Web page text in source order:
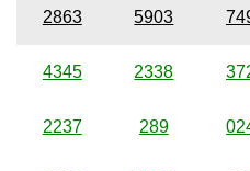
2863 5903
4345 2338
2237 289